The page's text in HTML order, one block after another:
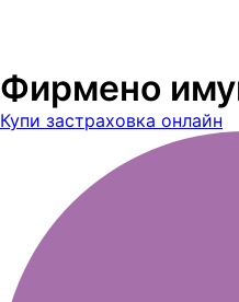
Фирмено
Купи застраховка онлайн